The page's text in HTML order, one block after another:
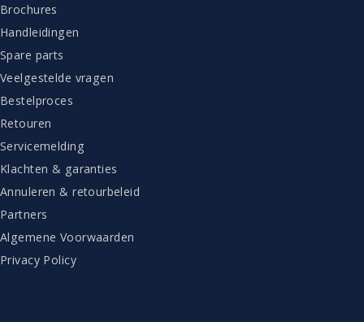
Brochures
Handleidingen
Spare parts
Veelgestelde vragen
Bestelproces
Retouren
Servicemelding
Klachten & garanties
Annuleren & retourbeleid
Partners
Algemene Voorwaarden
Privacy Policy